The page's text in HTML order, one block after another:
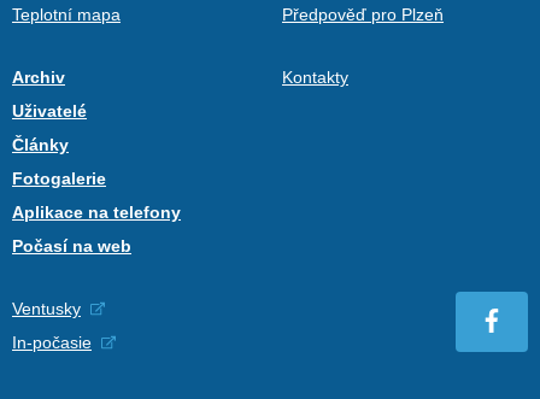
Teplotní mapa
Předpověď pro Plzeň
Archiv
Uživatelé
Články
Fotogalerie
Aplikace na telefony
Počasí na web
Kontakty
Ventusky
In-počasie